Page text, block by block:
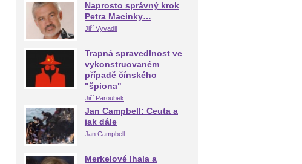
Naprosto správný krok
Petra Macinky…
Jiří Vyvadil
Trapná spravedlnost ve
vykonstruovaném
případě čínského
"špiona"
Jiří Paroubek
Jan Campbell: Ceuta a
jak dále
Jan Campbell
Merkelové lhala a